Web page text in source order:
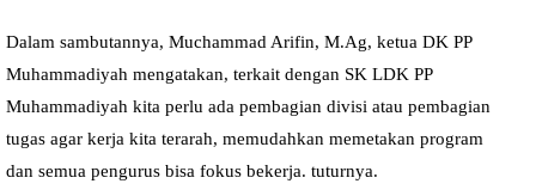
Dalam sambutannya, Muchammad Arifin, M.Ag, ketua DK PP
Muhammadiyah mengatakan, terkait dengan SK LDK PP
Muhammadiyah kita perlu ada pembagian divisi atau pembagian
tugas agar kerja kita terarah, memudahkan memetakan program
dan semua pengurus bisa fokus bekerja. tuturnya.